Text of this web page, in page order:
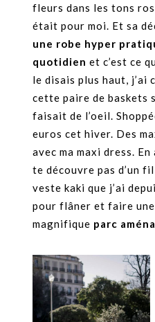
fleurs dans les tons
était pour moi. Et sa
une robe hyper
quotidien et c’est ce
le disais plus haut, j’ai
cette paire de baskets
faisait de l’oeil.
euros cet hiver. Des
avec ma maxi dress.
te découvre pas d’un
veste kaki que j’ai
pour flâner et faire
magnifique parc